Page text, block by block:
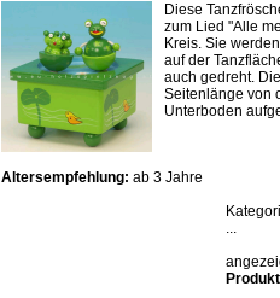
Diese
zum Lied "Alle
Kreis. Sie
auf der
auch gedreht.
Seitenlänge von
Unterboden
Altersempfehlung: ab 3 Jahre
...